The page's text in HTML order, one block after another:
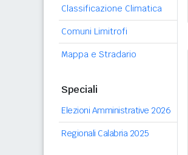
Classificazione Climatica
Comuni Limitrofi
Mappa e Stradario
Speciali
Elezioni Amministrative 2026
Regionali Calabria 2025